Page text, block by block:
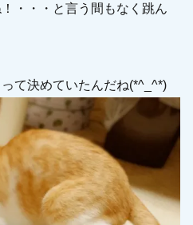
・・・と言う間もなく跳ん
て決めていたんだね(*^_^*)